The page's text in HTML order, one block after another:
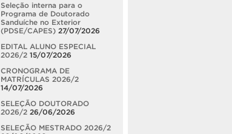
Seleção interna para o
Programa de Doutorado
Sanduíche no Exterior
(PDSE/CAPES) 27/07/2026
EDITAL ALUNO ESPECIAL
2026/2 15/07/2026
CRONOGRAMA DE
MATRÍCULAS 2026/2
14/07/2026
SELEÇÃO DOUTORADO
2026/2 26/06/2026
SELEÇÃO MESTRADO 2026/2